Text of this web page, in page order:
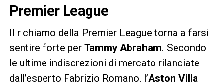
Premier League
Il richiamo della Premier League torna a farsi
sentire forte per Tammy Abraham. Secondo
le ultime indiscrezioni di mercato rilanciate
dall’esperto Fabrizio Romano, l’Aston Villa